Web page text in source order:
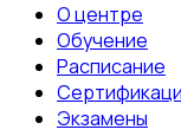
О центре
Обучение
Расписание
Экзамены